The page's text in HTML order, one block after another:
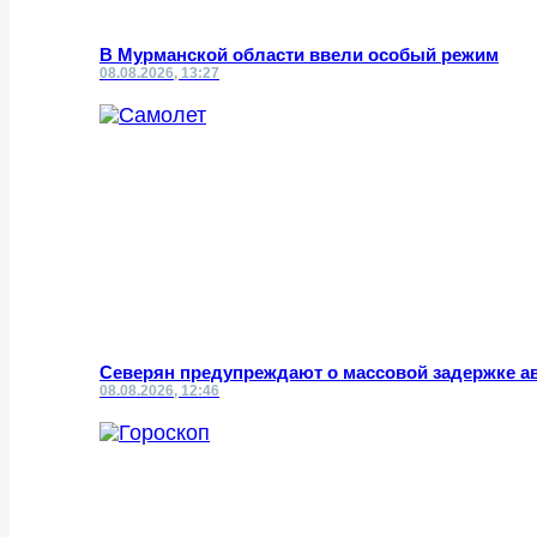
В Мурманской области ввели особый режим
08.08.2026, 13:27
Северян предупреждают о массовой задержке
08.08.2026, 12:46